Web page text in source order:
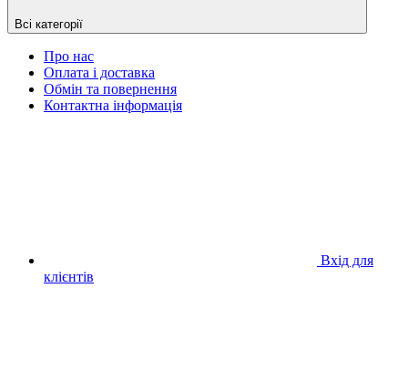
Всі категорії
Про нас
Оплата і доставка
Обмін та повернення
Контактна інформація
Вхід для
клієнтів